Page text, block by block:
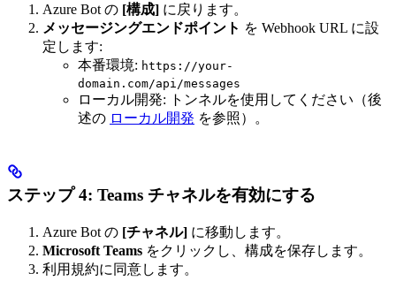
Azure Bot の [構成] に戻ります。
メッセージングエンドポイント を Webhook URL に設
定します:
本番環境: https://your-
domain.com/api/messages
ローカル開発: トンネルを使用してください（後
述の ローカル開発 を参照）。
ステップ 4: Teams チャネルを有効にする
Azure Bot の [チャネル] に移動します。
Microsoft Teams をクリックし、構成を保存します。
利用規約に同意します。